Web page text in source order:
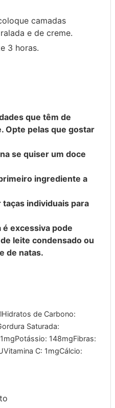
camadas
e de creme.
3 horas.
que têm de
Opte pelas que gostar
se quiser um doce
ingrediente a
individuais para
é excessiva pode
leite condensado ou
de natas.
Hidratos de Carbono:
Saturada:
mgPotássio: 148mgFibras:
Vitamina C: 1mgCálcio: